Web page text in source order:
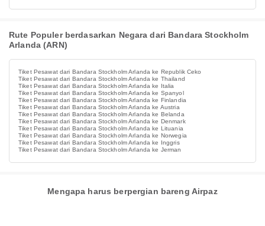
Rute Populer berdasarkan Negara dari Bandara Stockholm
Arlanda (ARN)
Tiket Pesawat dari Bandara Stockholm Arlanda ke Republik Ceko
Tiket Pesawat dari Bandara Stockholm Arlanda ke Thailand
Tiket Pesawat dari Bandara Stockholm Arlanda ke Italia
Tiket Pesawat dari Bandara Stockholm Arlanda ke Spanyol
Tiket Pesawat dari Bandara Stockholm Arlanda ke Finlandia
Tiket Pesawat dari Bandara Stockholm Arlanda ke Austria
Tiket Pesawat dari Bandara Stockholm Arlanda ke Belanda
Tiket Pesawat dari Bandara Stockholm Arlanda ke Denmark
Tiket Pesawat dari Bandara Stockholm Arlanda ke Lituania
Tiket Pesawat dari Bandara Stockholm Arlanda ke Norwegia
Tiket Pesawat dari Bandara Stockholm Arlanda ke Inggris
Tiket Pesawat dari Bandara Stockholm Arlanda ke Jerman
Mengapa harus berpergian bareng Airpaz